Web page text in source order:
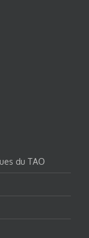
du TAO